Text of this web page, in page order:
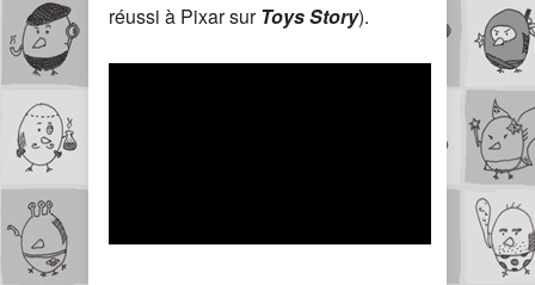
réussi à Pixar surToys Story).